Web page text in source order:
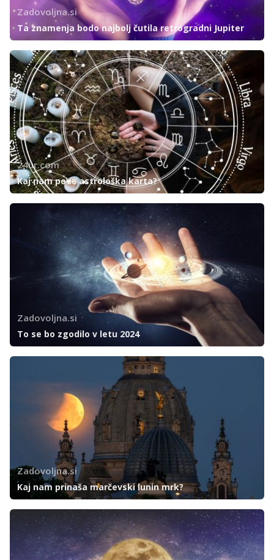
Zadovoljna.si
Ta znamenja bodo najbolj čutila retrogradni Jupiter
24ur.com
Kaj nam pove astrološka karta?
Zadovoljna.si
To se bo zgodilo v letu 2024
Zadovoljna.si
Kaj nam prinaša marčevski lunin mrk?